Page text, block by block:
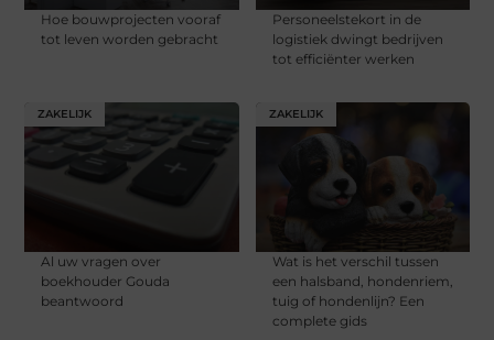
Hoe bouwprojecten vooraf
tot leven worden gebracht
Personeelstekort in de
logistiek dwingt bedrijven
tot efficiënter werken
ZAKELIJK
Al uw vragen over
boekhouder Gouda
beantwoord
ZAKELIJK
Wat is het verschil tussen
een halsband, hondenriem,
tuig of hondenlijn? Een
complete gids